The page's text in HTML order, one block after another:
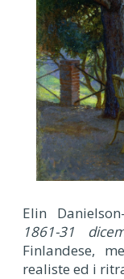
Elin
1861-31
Finlandese,
realiste ed i